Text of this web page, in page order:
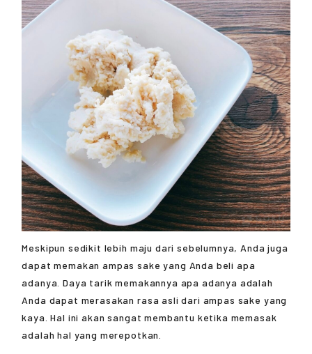
Meskipun sedikit lebih maju dari sebelumnya, Anda juga
dapat memakan ampas sake yang Anda beli apa
adanya. Daya tarik memakannya apa adanya adalah
Anda dapat merasakan rasa asli dari ampas sake yang
kaya. Hal ini akan sangat membantu ketika memasak
adalah hal yang merepotkan.